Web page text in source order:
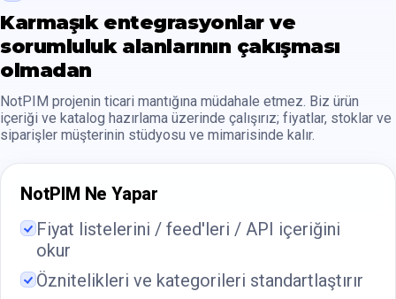
Karmaşık entegrasyonlar ve
sorumluluk alanlarının çakışması
olmadan
NotPIM projenin ticari mantığına müdahale etmez. Biz ürün
içeriği ve katalog hazırlama üzerinde çalışırız; fiyatlar, stoklar ve
siparişler müşterinin stüdyosu ve mimarisinde kalır.
NotPIM Ne Yapar
Fiyat listelerini / feed'leri / API içeriğini
okur
Öznitelikleri ve kategorileri standartlaştırır